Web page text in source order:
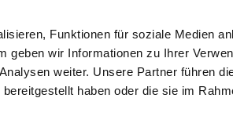
Funktionen für soziale Medien
geben wir Informationen zu Ihrer
weiter. Unsere Partner führen
haben oder die sie im
Angaben
der gesellschaftlichen Praxis
und nachdem in den folgenden